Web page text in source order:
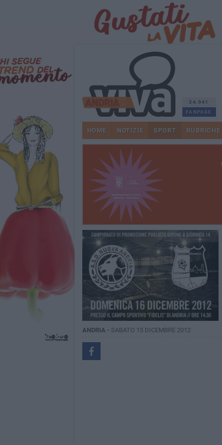
34.941
FANPAGE
HOME NOTIZIE SPORT RUBRICHE
ANDRIA - SABATO 15 DICEMBRE 2012